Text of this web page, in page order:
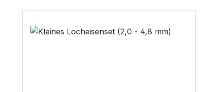
Stück erhalten Sie 1 Henkellocheisen der